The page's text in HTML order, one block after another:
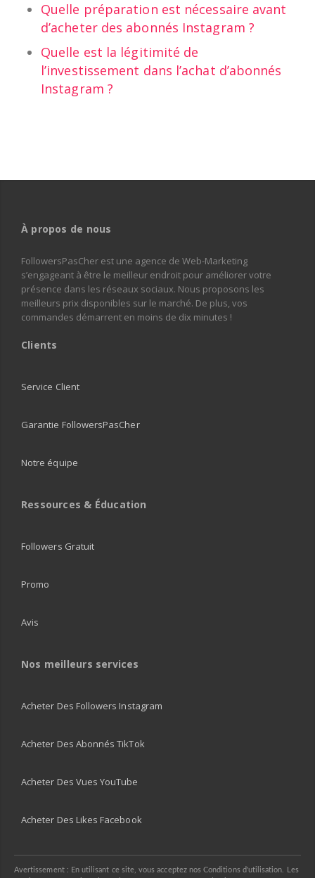
Quelle préparation est nécessaire avant
d’acheter des abonnés Instagram ?
Quelle est la légitimité de
l’investissement dans l’achat d’abonnés
Instagram ?
À propos de nous
FollowersPasCher est une agence de Web-Marketing
s’engageant à être le meilleur endroit pour améliorer votre
présence dans les réseaux sociaux. Nous proposons les
meilleurs prix disponibles sur le marché. De plus, vos
commandes démarrent en moins de dix minutes !
Clients
Service Client
Garantie FollowersPasCher
Notre équipe
Ressources & Éducation
Followers Gratuit
Promo
Avis
Nos meilleurs services
Acheter Des Followers Instagram
Acheter Des Abonnés TikTok
Acheter Des Vues YouTube
Acheter Des Likes Facebook
Avertissement : En utilisant ce site, vous acceptez nos Conditions d'utilisation. Les